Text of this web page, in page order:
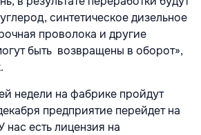
синтетическое дизельное
проволока и другие
быть возвращены в оборот»,
недели на фабрике пройдут
предприятие перейдет на
есть лицензия на